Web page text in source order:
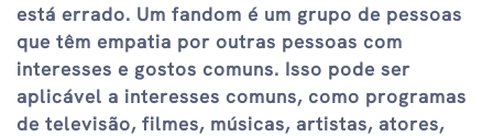
está errado. Um fandom é um grupo de pessoas
que têm empatia por outras pessoas com
interesses e gostos comuns. Isso pode ser
aplicável a interesses comuns, como programas
de televisão, filmes, músicas, artistas, atores,